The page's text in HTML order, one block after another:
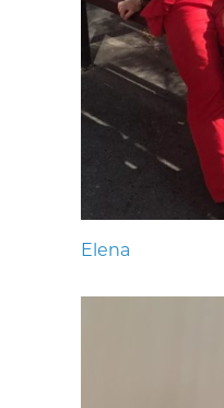
Elena